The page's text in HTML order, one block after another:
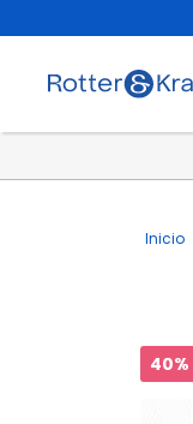
Inicio